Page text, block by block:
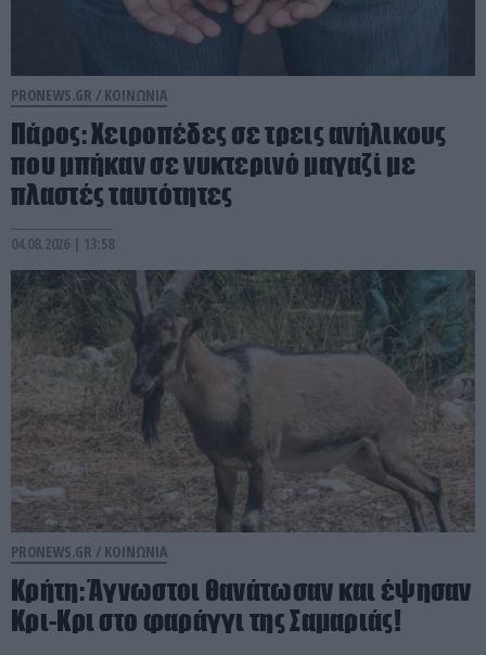
PRONEWS.GR / ΚΟΙΝΩΝΙΑ
Πάρος: Χειροπέδες σε τρεις ανήλικους
που μπήκαν σε νυκτερινό μαγαζί με
πλαστές ταυτότητες
04.08.2026 | 13:58
PRONEWS.GR / ΚΟΙΝΩΝΙΑ
Κρήτη: Άγνωστοι θανάτωσαν και έψησαν
Κρι-Κρι στο φαράγγι της Σαμαριάς!